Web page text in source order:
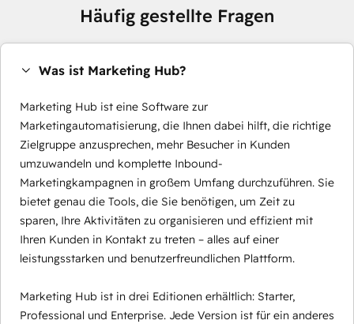
Häufig gestellte Fragen
Was ist Marketing Hub?
Marketing Hub ist eine Software zur
Marketingautomatisierung, die Ihnen dabei hilft, die richtige
Zielgruppe anzusprechen, mehr Besucher in Kunden
umzuwandeln und komplette Inbound-
Marketingkampagnen in großem Umfang durchzuführen. Sie
bietet genau die Tools, die Sie benötigen, um Zeit zu
sparen, Ihre Aktivitäten zu organisieren und effizient mit
Ihren Kunden in Kontakt zu treten – alles auf einer
leistungsstarken und benutzerfreundlichen Plattform.
Marketing Hub ist in drei Editionen erhältlich: Starter,
Professional und Enterprise. Jede Version ist für ein anderes